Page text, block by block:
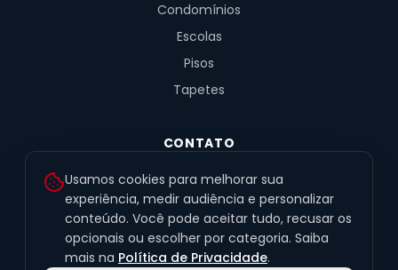
Condomínios
Escolas
Pisos
Tapetes
CONTATO
R. Fernandes de Barros, 491, Sala 4
Alto da XV · Curitiba/PR · 80040-060
(41) 99201-6050
contato@exclusivetapetes.com.br
Usamos cookies para melhorar sua
experiência, medir audiência e personalizar
conteúdo. Você pode aceitar tudo, recusar os
opcionais ou escolher por categoria. Saiba
mais na Política de Privacidade.